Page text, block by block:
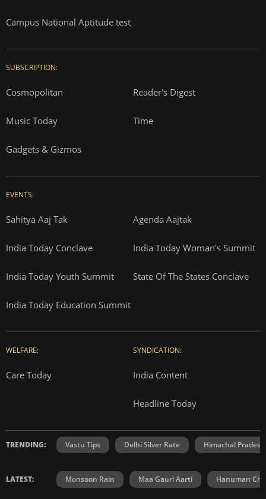
Campus National Aptitude test
SUBSCRIPTION:
Cosmopolitan Reader's Digest
Music Today Time
Gadgets & Gizmos
EVENTS:
Sahitya Aaj Tak Agenda Aajtak
India Today Conclave India Today Woman's Summit
India Today Youth Summit State Of The States Conclave
India Today Education Summit
WELFARE:
Care Today
SYNDICATION:
India Content
Headline Today
TRENDING: Vastu Tips Delhi Silver Rate Himachal
LATEST: Monsoon Rain Maa Gauri Aarti Hanuman